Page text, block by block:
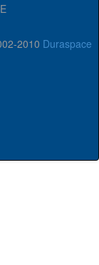
2010 Duraspace